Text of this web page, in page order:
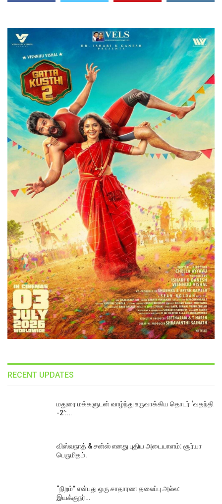
RECENT UPDATES
மதுரை மக்களுடன் வாழ்ந்து உருவாக்கிய தொடர் ‘வதந்தி
-2’:…
விஸ்வநாத் & சன்ஸ் எனது புதிய அடையாளம்: சூர்யா
பெருமிதம்.
“நிறம்” என்பது ஒரு சாதாரண தலைப்பு அல்ல:
இயக்குநர்…